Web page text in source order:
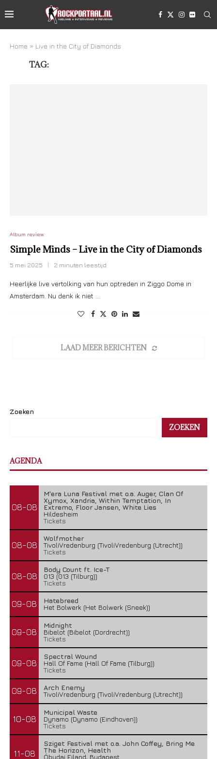
Home » Live in the City of Diamonds
TAG:
Album review
Simple Minds – Live in the City of Diamonds
5 mei 2025 2 minuten leestijd
Heerlijke live vertolking van hun optreden in Ziggo Dome in
Amsterdam. Nu denk ik niet …
LAAD MEER BERICHTEN
Zoeken
ZOEKEN
AGENDA
08-08
M'era Luna Festival met o.a. Auger, Clan Of
Xymox, Xandria, Within Temptation, In
Extremo, Floor Jansen, White Lies
Hildesheim
Tickets
08-08
Wolfmother
TivoliVredenburg (TivoliVredenburg (Utrecht))
Tickets
08-08
Body Count ft. Ice-T
013 (013 (Tilburg))
Tickets
09-08
Hatebreed
Het Bolwerk (Het Bolwerk (Sneek))
09-08
Midnight
Bibelot (Bibelot (Dordrecht))
Tickets
09-08
Spectral Wound
Hall Of Fame (Hall Of Fame (Tilburg))
Tickets
09-08
Arch Enemy
TivoliVredenburg (TivoliVredenburg (Utrecht))
10-08
Municipal Waste
Dynamo (Dynamo (Eindhoven))
Tickets
11-08
Sziget Festival met o.a. John Coffey, Bring Me
The Horizon, Health
Óbudai Eiland, Budapest